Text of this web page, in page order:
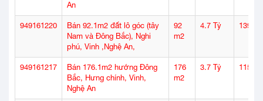
An
949161220
Bán 92.1m2 đất lô góc (tây
Nam và Đông Bắc), Nghi
phú, Vinh ,Nghệ An,
92
m2
4.7 Tỷ 139
949161217
Bán 176.1m2 hướng Đông
Bắc, Hưng chính, Vinh,
Nghệ An
176
m2
3.7 Tỷ 115